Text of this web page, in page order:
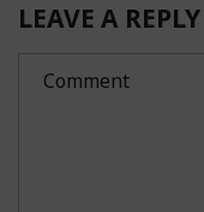
LEAVE A REPLY